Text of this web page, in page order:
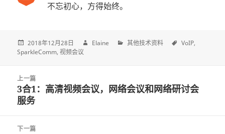
不忘初心，方得始终。
2018年12月28日 Elaine 其他技术资料
VoIP
SparkleComm 视频会议
navigation
上一篇
上
一
文
3合1：高清视频会议，网络会议和网络研讨会
服务
下一篇